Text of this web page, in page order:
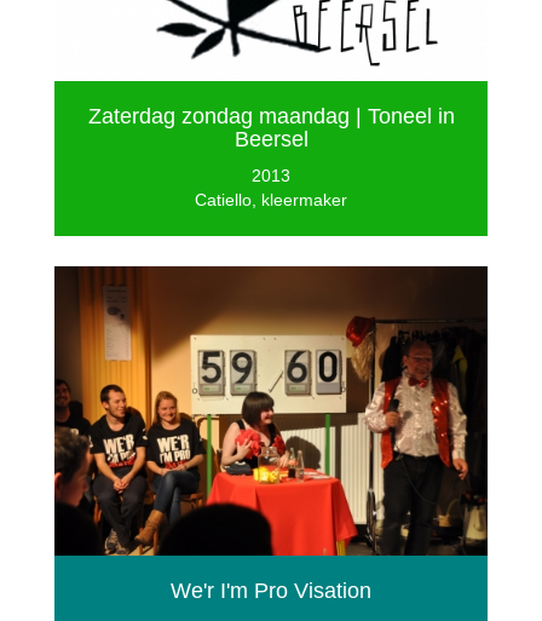
Zaterdag zondag maandag | Toneel in
Beersel
2013
Catiello, kleermaker
We'r I'm Pro Visation